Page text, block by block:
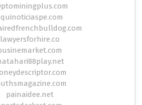
lawyersforhire.co
painaidee.net